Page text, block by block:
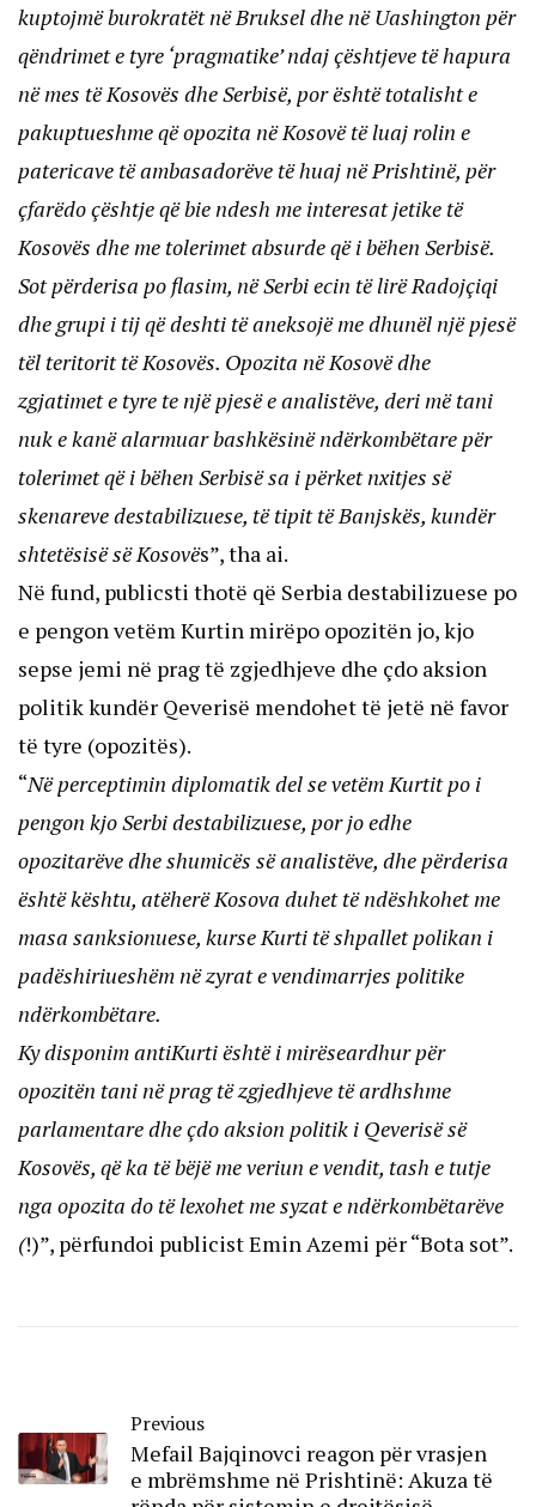
kuptojmë burokratët në Bruksel dhe në Uashington për
qëndrimet e tyre ‘pragmatike’ ndaj çështjeve të hapura
në mes të Kosovës dhe Serbisë, por është totalisht e
pakuptueshme që opozita në Kosovë të luaj rolin e
patericave të ambasadorëve të huaj në Prishtinë, për
çfarëdo çështje që bie ndesh me interesat jetike të
Kosovës dhe me tolerimet absurde që i bëhen Serbisë.
Sot përderisa po flasim, në Serbi ecin të lirë Radojçiqi
dhe grupi i tij që deshti të aneksojë me dhunël një pjesë
tël teritorit të Kosovës. Opozita në Kosovë dhe
zgjatimet e tyre te një pjesë e analistëve, deri më tani
nuk e kanë alarmuar bashkësinë ndërkombëtare për
tolerimet që i bëhen Serbisë sa i përket nxitjes së
skenareve destabilizuese, të tipit të Banjskës, kundër
shtetësisë së Kosovës”, tha ai.
Në fund, publicsti thotë që Serbia destabilizuese po
e pengon vetëm Kurtin mirëpo opozitën jo, kjo
sepse jemi në prag të zgjedhjeve dhe çdo aksion
politik kundër Qeverisë mendohet të jetë në favor
të tyre (opozitës).
“Në perceptimin diplomatik del se vetëm Kurtit po i
pengon kjo Serbi destabilizuese, por jo edhe
opozitarëve dhe shumicës së analistëve, dhe përderisa
është kështu, atëherë Kosova duhet të ndëshkohet me
masa sanksionuese, kurse Kurti të shpallet polikan i
padëshiriueshëm në zyrat e vendimarrjes politike
ndërkombëtare.
Ky disponim antiKurti është i mirëseardhur për
opozitën tani në prag të zgjedhjeve të ardhshme
parlamentare dhe çdo aksion politik i Qeverisë së
Kosovës, që ka të bëjë me veriun e vendit, tash e tutje
nga opozita do të lexohet me syzat e ndërkombëtarëve
(!)”, përfundoi publicist Emin Azemi për “Bota sot”.
Previous
Mefail Bajqinovci reagon për vrasjen
e mbrëmshme në Prishtinë: Akuza të